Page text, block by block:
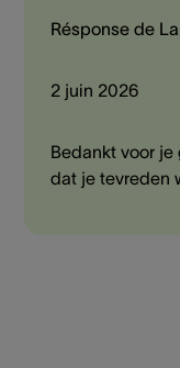
Résponse de
2 juin 2026
Bedankt voor
dat je tevreden